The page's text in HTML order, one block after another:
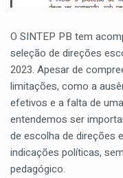
O SINTEP PB tem
seleção de direções
2023. Apesar de
limitações, como a
efetivos e a falta de
entendemos ser
de escolha de direções
indicações políticas,
pedagógico.